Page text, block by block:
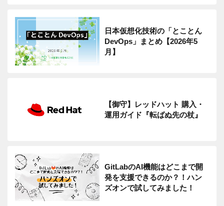
日本仮想化技術の「とことん
DevOps」まとめ【2026年5
月】
【御守】レッドハット 購入・
運用ガイド『転ばぬ先の杖』
GitLabのAI機能はどこまで開
発を支援できるのか？！ハン
ズオンで試してみました！